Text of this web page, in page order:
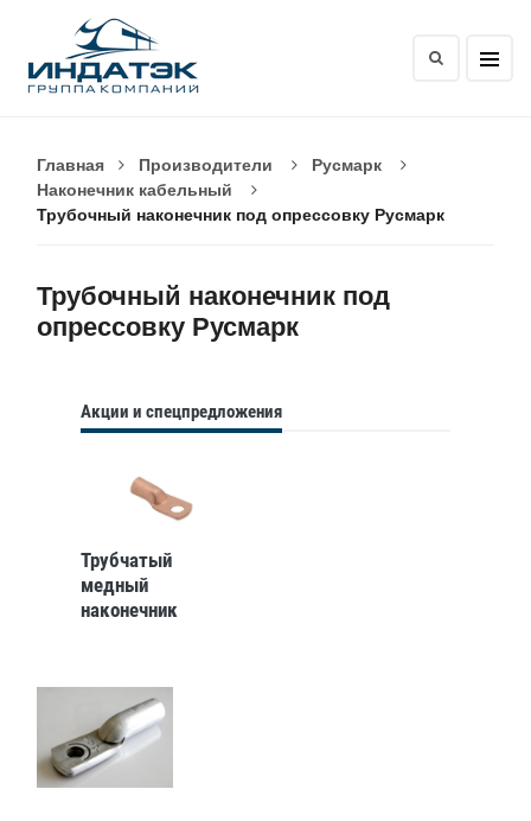
Главная Производители
Русмарк
Наконечник кабельный
Трубочный наконечник под опрессовку Русмарк
Трубочный наконечник под
опрессовку Русмарк
Акции и спецпредложения
Трубчатый
медный
наконечник
опрессовку